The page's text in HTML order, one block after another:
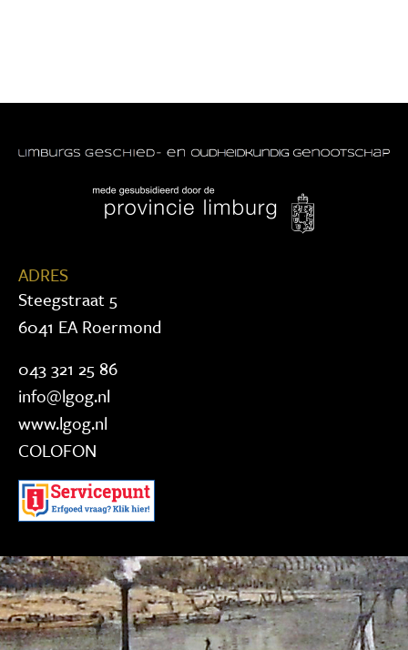
ADRES
Steegstraat 5
6041 EA Roermond
043 321 25 86
info@lgog.nl
www.lgog.nl
COLOFON